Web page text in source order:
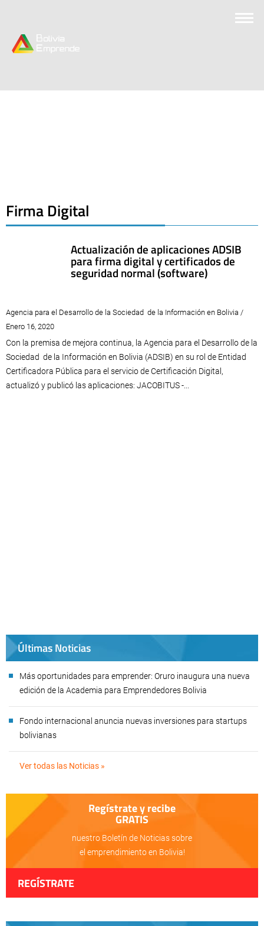
Firma Digital
Actualización de aplicaciones ADSIB
para firma digital y certificados de
seguridad normal (software)
Agencia para el Desarrollo de la Sociedad de la Información en Bolivia /
Enero 16, 2020
Con la premisa de mejora continua, la Agencia para el Desarrollo de la
Sociedad de la Información en Bolivia (ADSIB) en su rol de Entidad
Certificadora Pública para el servicio de Certificación Digital,
actualizó y publicó las aplicaciones: JACOBITUS -...
Últimas Noticias
Más oportunidades para emprender: Oruro inaugura una nueva
edición de la Academia para Emprendedores Bolivia
Fondo internacional anuncia nuevas inversiones para startups
bolivianas
Ver todas las Noticias »
Regístrate y recibe
GRATIS
nuestro Boletín de Noticias sobre
el emprendimiento en Bolivia!
REGÍSTRATE